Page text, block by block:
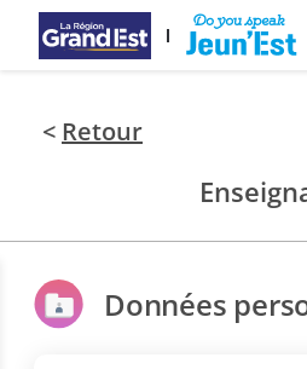
Passer au contenu principal
< Retour
Données